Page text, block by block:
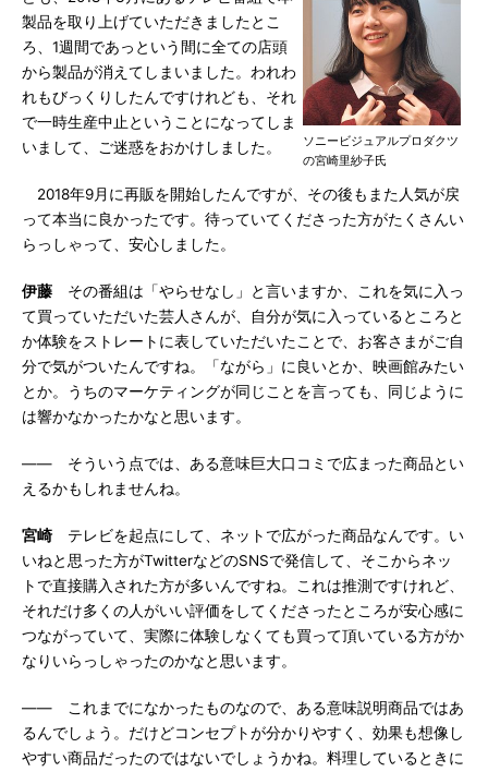
ソニービジュアルプロダクツ
の宮崎里紗子氏
製品を取り上げていただきましたとこ
ろ、1週間であっという間に全ての店頭
から製品が消えてしまいました。われわ
れもびっくりしたんですけれども、それ
で一時生産中止ということになってしま
いまして、ご迷惑をおかけしました。
2018年9月に再販を開始したんですが、その後もまた人気が戻
って本当に良かったです。待っていてくださった方がたくさんい
らっしゃって、安心しました。
伊藤 その番組は「やらせなし」と言いますか、これを気に入っ
て買っていただいた芸人さんが、自分が気に入っているところと
か体験をストレートに表していただいたことで、お客さまがご自
分で気がついたんですね。「ながら」に良いとか、映画館みたい
とか。うちのマーケティングが同じことを言っても、同じように
は響かなかったかなと思います。
―― そういう点では、ある意味巨大口コミで広まった商品とい
えるかもしれませんね。
宮崎 テレビを起点にして、ネットで広がった商品なんです。い
いねと思った方がTwitterなどのSNSで発信して、そこからネッ
トで直接購入された方が多いんですね。これは推測ですけれど、
それだけ多くの人がいい評価をしてくださったところが安心感に
つながっていて、実際に体験しなくても買って頂いている方がか
なりいらっしゃったのかなと思います。
―― これまでになかったものなので、ある意味説明商品ではあ
るんでしょう。だけどコンセプトが分かりやすく、効果も想像し
やすい商品だったのではないでしょうかね。料理しているときに